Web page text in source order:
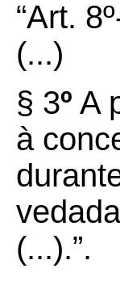
“Art. 8º
(...)
§ 3º A
à
(...).”.